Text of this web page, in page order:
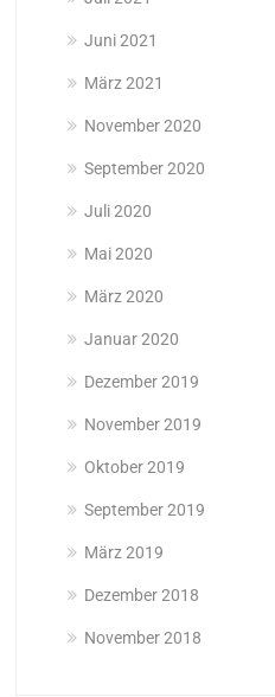
Juni 2021
März 2021
November 2020
September 2020
Juli 2020
Mai 2020
März 2020
Januar 2020
Dezember 2019
November 2019
Oktober 2019
September 2019
März 2019
Dezember 2018
November 2018